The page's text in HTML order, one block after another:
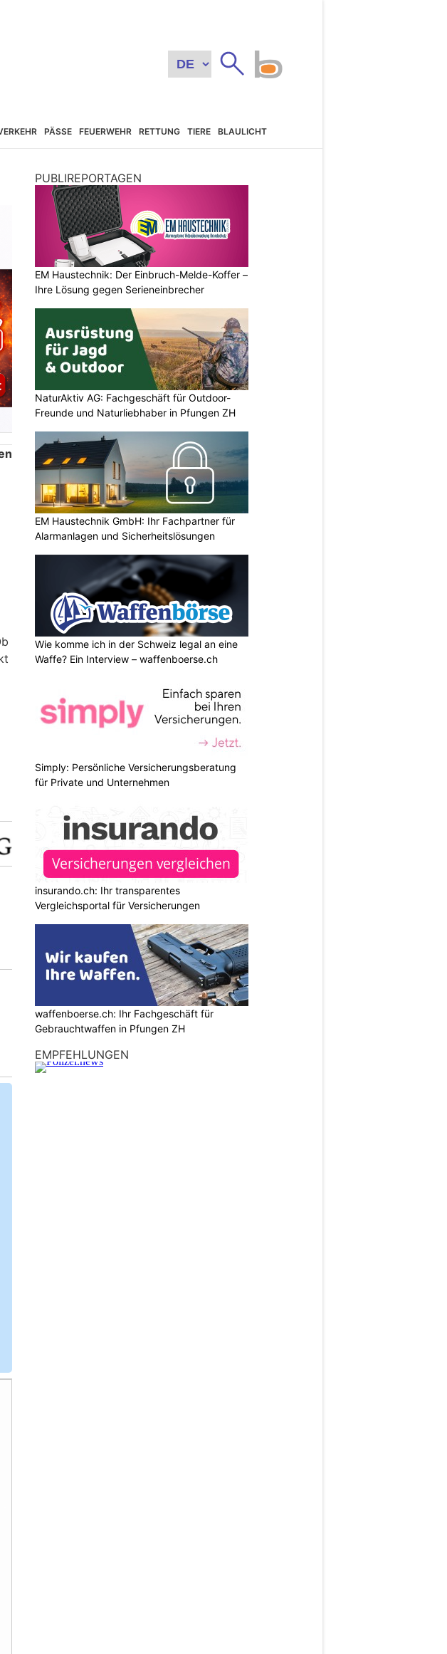
PÄSSE FEUERWEHR RETTUNG TIERE BLAULICHT
PUBLIREPORTAGEN
EM Haustechnik: Der Einbruch-Melde-Koffer –
Ihre Lösung gegen Serieneinbrecher
NaturAktiv AG: Fachgeschäft für Outdoor-
Freunde und Naturliebhaber in Pfungen ZH
EM Haustechnik GmbH: Ihr Fachpartner für
Alarmanlagen und Sicherheitslösungen
Wie komme ich in der Schweiz legal an eine
Waffe? Ein Interview – waffenboerse.ch
Simply: Persönliche Versicherungsberatung
für Private und Unternehmen
insurando.ch: Ihr transparentes
Vergleichsportal für Versicherungen
waffenboerse.ch: Ihr Fachgeschäft für
Gebrauchtwaffen in Pfungen ZH
EMPFEHLUNGEN